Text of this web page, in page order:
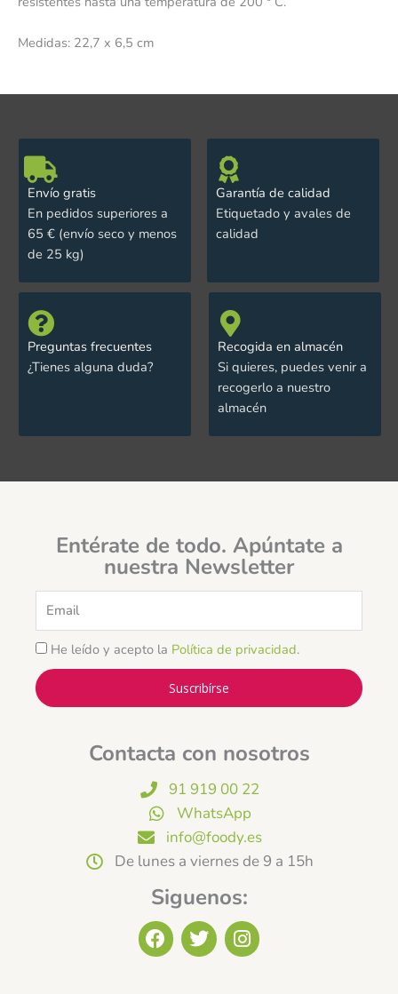
Medidas: 22,7 x 6,5 cm
Envío gratis
En pedidos superiores a
65 € (envío seco y menos
de 25 kg)
Garantía de calidad
Etiquetado y avales de
calidad
Preguntas frecuentes
¿Tienes alguna duda?
Recogida en almacén
Si quieres, puedes venir a
recogerlo a nuestro
almacén
Entérate de todo. Apúntate a
nuestra Newsletter
He leído y acepto la Política de privacidad.
Suscribírse
Contacta con nosotros
91 919 00 22
WhatsApp
info@foody.es
De lunes a viernes de 9 a 15h
Siguenos:
F
a
T
w
I
n